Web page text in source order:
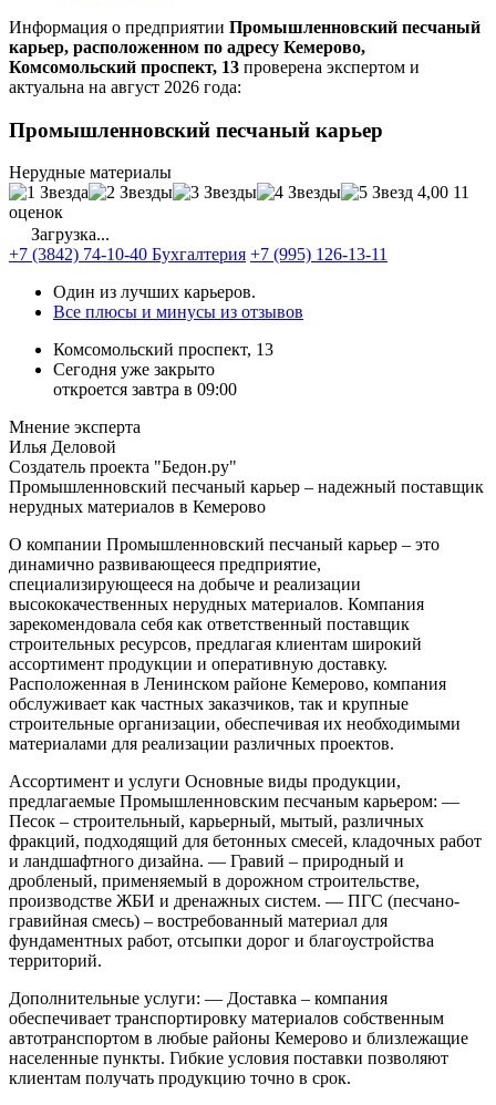
Информация о предприятии Промышленновский песчаный
карьер, расположенном по адресу Кемерово,
Комсомольский проспект, 13 проверена экспертом и
актуальна на август 2026 года:
Промышленновский песчаный карьер
Нерудные материалы
4,00 11
оценок
Загрузка...
+7 (3842) 74-10-40 Бухгалтерия +7 (995) 126-13-11
Один из лучших карьеров.
Все плюсы и минусы из отзывов
Комсомольский проспект, 13
Сегодня уже закрыто
откроется завтра в 09:00
Мнение эксперта
Илья Деловой
Создатель проекта "Бедон.ру"
Промышленновский песчаный карьер – надежный поставщик
нерудных материалов в Кемерово
О компании Промышленновский песчаный карьер – это
динамично развивающееся предприятие,
специализирующееся на добыче и реализации
высококачественных нерудных материалов. Компания
зарекомендовала себя как ответственный поставщик
строительных ресурсов, предлагая клиентам широкий
ассортимент продукции и оперативную доставку.
Расположенная в Ленинском районе Кемерово, компания
обслуживает как частных заказчиков, так и крупные
строительные организации, обеспечивая их необходимыми
материалами для реализации различных проектов.
Ассортимент и услуги Основные виды продукции,
предлагаемые Промышленновским песчаным карьером: —
Песок – строительный, карьерный, мытый, различных
фракций, подходящий для бетонных смесей, кладочных работ
и ландшафтного дизайна. — Гравий – природный и
дробленый, применяемый в дорожном строительстве,
производстве ЖБИ и дренажных систем. — ПГС (песчано-
гравийная смесь) – востребованный материал для
фундаментных работ, отсыпки дорог и благоустройства
территорий.
Дополнительные услуги: — Доставка – компания
обеспечивает транспортировку материалов собственным
автотранспортом в любые районы Кемерово и близлежащие
населенные пункты. Гибкие условия поставки позволяют
клиентам получать продукцию точно в срок.